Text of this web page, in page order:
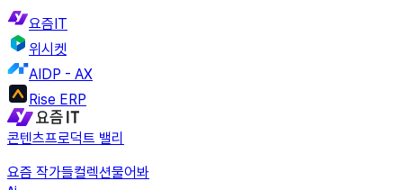
요즘IT
위시켓
AIDP - AX
Rise ERP
콘텐츠프로덕트 밸리
요즘 작가들컬렉션물어봐